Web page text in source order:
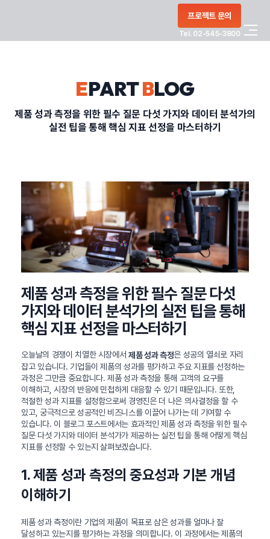
프로젝트 문의
Tel. 02-545-3800
PORTFOLIO
CONTACT
정부지원사업
EPARTBLOG
제품 성과 측정을 위한 필수 질문 다섯 가지와 데이터 분석가의
실전 팁을 통해 핵심 지표 선정을 마스터하기
제품 성과 측정을 위한 필수 질문 다섯
가지와 데이터 분석가의 실전 팁을 통해
핵심 지표 선정을 마스터하기
오늘날의 경쟁이 치열한 시장에서제품 성과 측정은 성공의 열쇠로 자리
잡고 있습니다. 기업들이 제품의 성과를 평가하고 주요 지표를 선정하는
과정은 그만큼 중요합니다. 제품 성과 측정을 통해 고객의 요구를
이해하고, 시장의 반응에 민첩하게 대응할 수 있기 때문입니다. 또한,
적절한 성과 지표를 설정함으로써 경영진은 더 나은 의사결정을 할 수
있고, 궁극적으로 성공적인 비즈니스를 이끌어 나가는 데 기여할 수
있습니다. 이 블로그 포스트에서는 효과적인 제품 성과 측정을 위한 필수
질문 다섯 가지와 데이터 분석가가 제공하는 실전 팁을 통해 어떻게 핵심
지표를 선정할 수 있는지 살펴보겠습니다.
1. 제품 성과 측정의 중요성과 기본 개념
이해하기
제품 성과 측정이란 기업의 제품이 목표로 삼은 성과를 얼마나 잘
달성하고 있는지를 평가하는 과정을 의미합니다. 이 과정에서는 제품의